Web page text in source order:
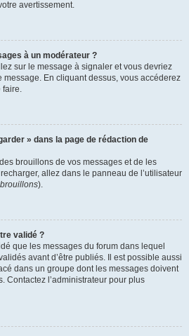
avertissement.
à un modérateur ?
sur le message à signaler et vous devriez
En cliquant dessus, vous accéderez
faire.
» dans la page de rédaction de
brouillons de vos messages et de les
allez dans le panneau de l’utilisateur
).
validé ?
que les messages du forum dans lequel
avant d’être publiés. Il est possible aussi
dans un groupe dont les messages doivent
Contactez l’administrateur pour plus